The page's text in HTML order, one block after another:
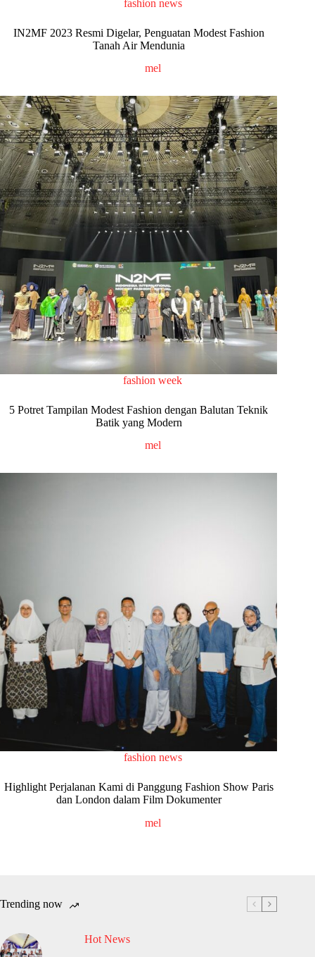
fashion news
IN2MF 2023 Resmi Digelar, Penguatan Modest Fashion
Tanah Air Mendunia
mel
fashion week
5 Potret Tampilan Modest Fashion dengan Balutan Teknik
Batik yang Modern
mel
fashion news
Highlight Perjalanan Kami di Panggung Fashion Show Paris
dan London dalam Film Dokumenter
mel
Trending now
Hot News